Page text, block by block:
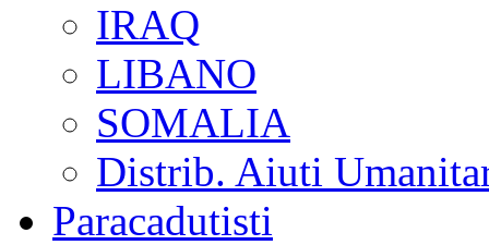
IRAQ
LIBANO
SOMALIA
Distrib. Aiuti
Paracadutisti